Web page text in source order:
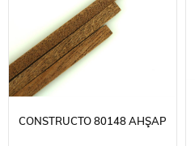
CONSTRUCTO 80148 AHŞAP